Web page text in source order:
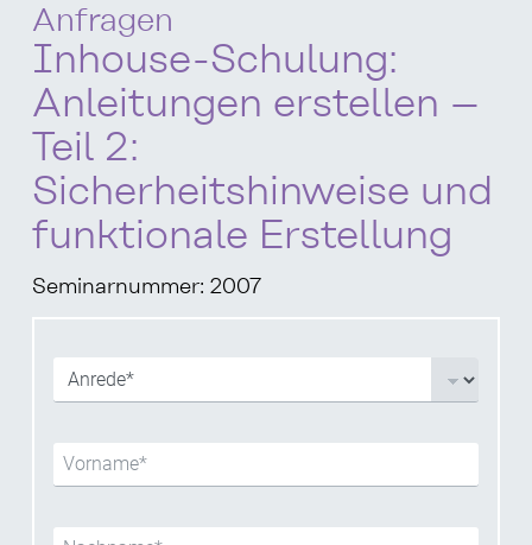
Anfragen
Inhouse-Schulung:
Anleitungen erstellen –
Teil 2:
Sicherheitshinweise und
funktionale Erstellung
Seminarnummer: 2007